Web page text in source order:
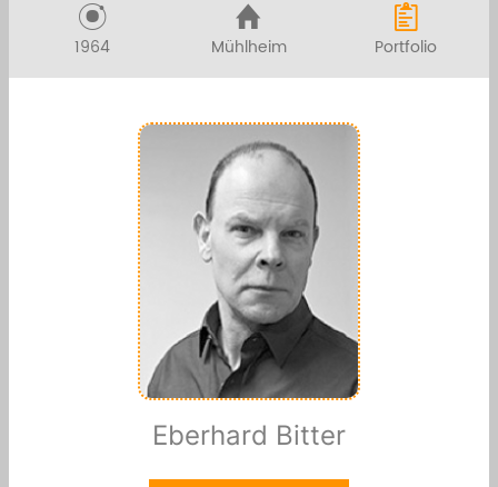
1964 Mühlheim Portfolio
Eberhard Bitter